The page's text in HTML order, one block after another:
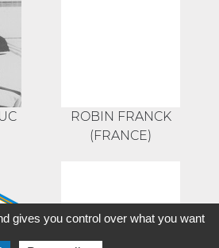
ROBIN FRANCK
(FRANCE)
gives you control over what you want